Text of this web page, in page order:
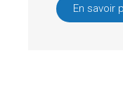
En savoir